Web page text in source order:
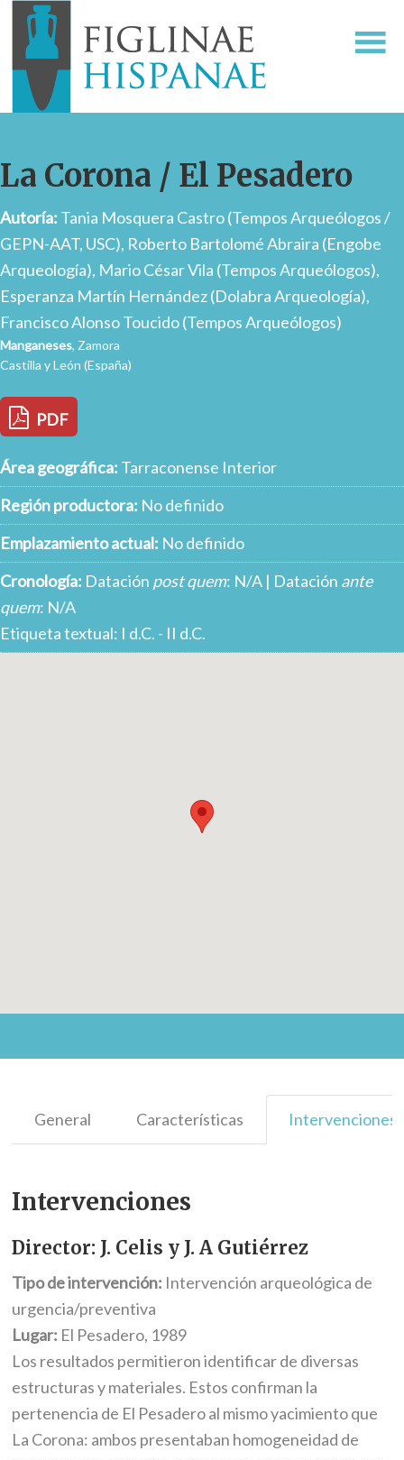
La Corona / El Pesadero
Autoría: Tania Mosquera Castro (Tempos Arqueólogos /
GEPN-AAT, USC), Roberto Bartolomé Abraira (Engobe
Arqueología), Mario César Vila (Tempos Arqueólogos),
Esperanza Martín Hernández (Dolabra Arqueología),
Francisco Alonso Toucido (Tempos Arqueólogos)
Manganeses, Zamora
Castilla y León (España)
PDF
Área geográfica: Tarraconense Interior
Región productora: No definido
Emplazamiento actual: No definido
Cronología: Datación post quem: N/A | Datación ante
quem: N/A
Etiqueta textual: I d.C. - II d.C.
General Características Intervenciones
Intervenciones
Director: J. Celis y J. A Gutiérrez
Tipo de intervención: Intervención arqueológica de
urgencia/preventiva
Lugar: El Pesadero, 1989
Los resultados permitieron identificar de diversas
estructuras y materiales. Estos confirman la
pertenencia de El Pesadero al mismo yacimiento que
La Corona: ambos presentaban homogeneidad de